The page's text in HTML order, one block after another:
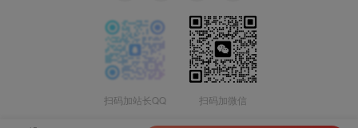
扫码加站长QQ 扫码加微信